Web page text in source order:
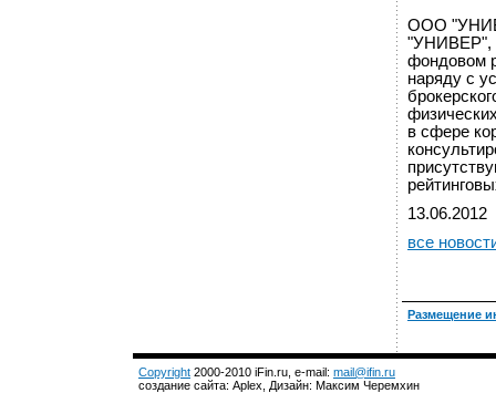
ООО
"УНИВЕР",
фондовом
наряду с
в сфере
13.06.2012
все
Размещение
Copyright 2000-2010 iFin.ru, e-mail: mail@ifin.ru
создание сайта: Aplex, Дизайн: Максим Черемхин